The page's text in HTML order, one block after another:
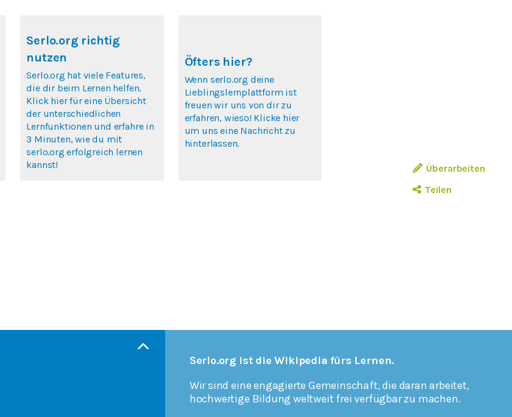
Überarbeiten
Teilen
Serlo.org richtig
nutzen
Serlo.org hat viele Features,
die dir beim Lernen helfen.
Klick hier für eine Übersicht
der unterschiedlichen
Lernfunktionen und erfahre in
3 Minuten, wie du mit
serlo.org erfolgreich lernen
kannst!
Öfters hier?
Wenn serlo.org deine
Lieblingslernplattform ist
freuen wir uns von dir zu
erfahren, wieso! Klicke hier
um uns eine Nachricht zu
hinterlassen.
Serlo.org ist die Wikipedia fürs Lernen.
Wir sind eine engagierte Gemeinschaft, die daran arbeitet,
hochwertige Bildung weltweit frei verfügbar zu machen.